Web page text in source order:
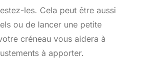
les. Cela peut être aussi
ou de lancer une petite
créneau vous aidera à
à apporter.